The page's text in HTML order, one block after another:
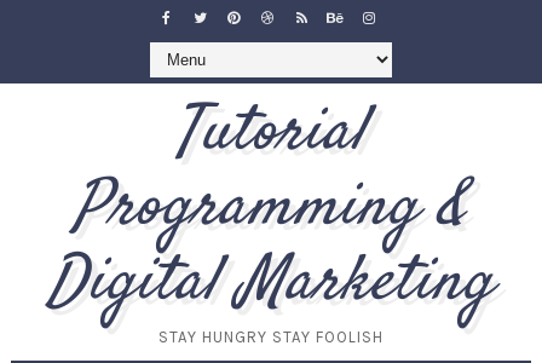
Tutorial
Programming &
Digital Marketing
STAY HUNGRY STAY FOOLISH